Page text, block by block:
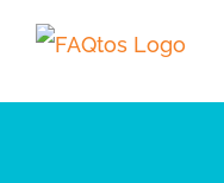
Skip
content